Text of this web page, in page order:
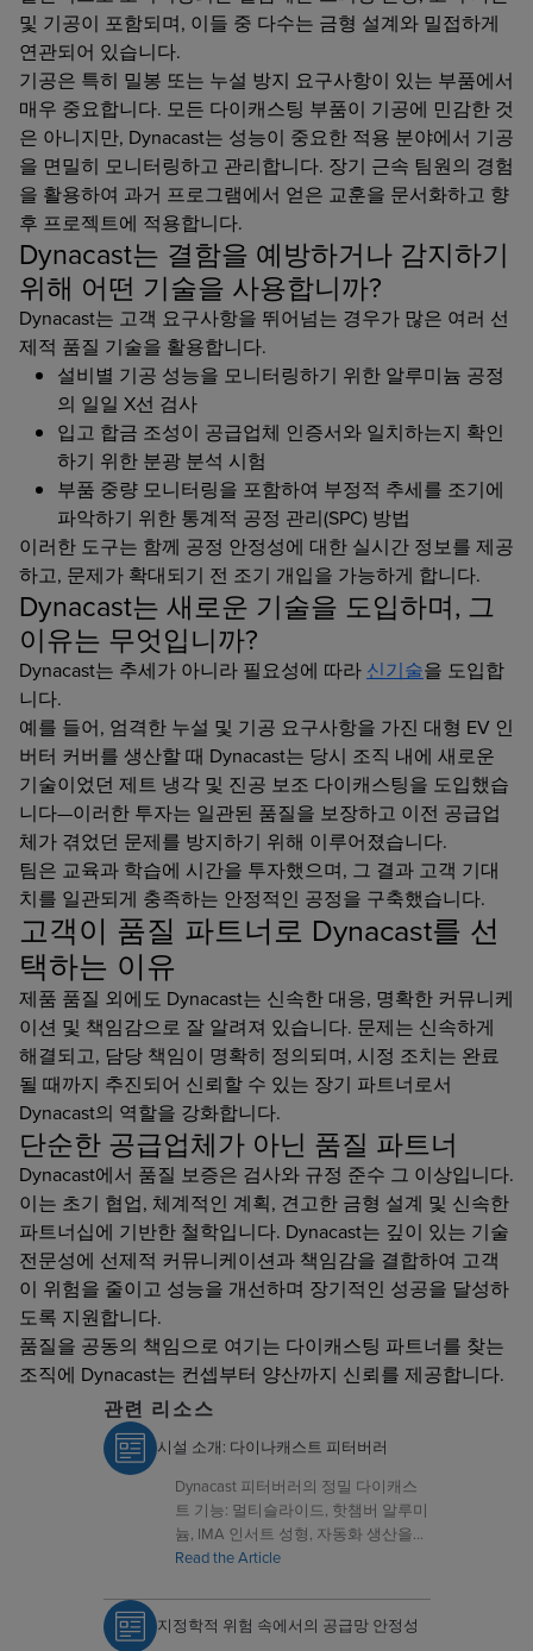
및 기공이 포함되며, 이들 중 다수는 금형 설계와 밀접하게
연관되어 있습니다.
기공은 특히 밀봉 또는 누설 방지 요구사항이 있는 부품에서
매우 중요합니다. 모든 다이캐스팅 부품이 기공에 민감한 것
은 아니지만, Dynacast는 성능이 중요한 적용 분야에서 기공
을 면밀히 모니터링하고 관리합니다. 장기 근속 팀원의 경험
을 활용하여 과거 프로그램에서 얻은 교훈을 문서화하고 향
후 프로젝트에 적용합니다.
Dynacast는 결함을 예방하거나 감지하기
위해 어떤 기술을 사용합니까?
Dynacast는 고객 요구사항을 뛰어넘는 경우가 많은 여러 선
제적 품질 기술을 활용합니다.
설비별 기공 성능을 모니터링하기 위한 알루미늄 공정
의 일일 X선 검사
입고 합금 조성이 공급업체 인증서와 일치하는지 확인
하기 위한 분광 분석 시험
부품 중량 모니터링을 포함하여 부정적 추세를 조기에
파악하기 위한 통계적 공정 관리(SPC) 방법
이러한 도구는 함께 공정 안정성에 대한 실시간 정보를 제공
하고, 문제가 확대되기 전 조기 개입을 가능하게 합니다.
Dynacast는 새로운 기술을 도입하며, 그
이유는 무엇입니까?
Dynacast는 추세가 아니라 필요성에 따라 신기술을 도입합
니다.
예를 들어, 엄격한 누설 및 기공 요구사항을 가진 대형 EV 인
버터 커버를 생산할 때 Dynacast는 당시 조직 내에 새로운
기술이었던 제트 냉각 및 진공 보조 다이캐스팅을 도입했습
니다—이러한 투자는 일관된 품질을 보장하고 이전 공급업
체가 겪었던 문제를 방지하기 위해 이루어졌습니다.
팀은 교육과 학습에 시간을 투자했으며, 그 결과 고객 기대
치를 일관되게 충족하는 안정적인 공정을 구축했습니다.
고객이 품질 파트너로 Dynacast를 선
택하는 이유
제품 품질 외에도 Dynacast는 신속한 대응, 명확한 커뮤니케
이션 및 책임감으로 잘 알려져 있습니다. 문제는 신속하게
해결되고, 담당 책임이 명확히 정의되며, 시정 조치는 완료
될 때까지 추진되어 신뢰할 수 있는 장기 파트너로서
Dynacast의 역할을 강화합니다.
단순한 공급업체가 아닌 품질 파트너
Dynacast에서 품질 보증은 검사와 규정 준수 그 이상입니다.
이는 초기 협업, 체계적인 계획, 견고한 금형 설계 및 신속한
파트너십에 기반한 철학입니다. Dynacast는 깊이 있는 기술
전문성에 선제적 커뮤니케이션과 책임감을 결합하여 고객
이 위험을 줄이고 성능을 개선하며 장기적인 성공을 달성하
도록 지원합니다.
품질을 공동의 책임으로 여기는 다이캐스팅 파트너를 찾는
조직에 Dynacast는 컨셉부터 양산까지 신뢰를 제공합니다.
관련 리소스
시설 소개: 다이나캐스트 피터버러
Dynacast 피터버러의 정밀 다이캐스
트 기능: 멀티슬라이드, 핫챔버 알루미
늄, IMA 인서트 성형, 자동화 생산을
확인하세요.
Read the Article
지정학적 위험 속에서의 공급망 안정성